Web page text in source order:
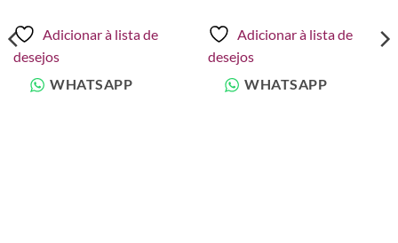
Adicionar à lista de
desejos
WHATSAPP
Adicionar à lista de
desejos
WHATSAPP